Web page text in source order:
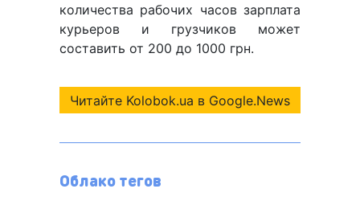
количества рабочих часов зарплата
курьеров и грузчиков может
составить от 200 до 1000 грн.
Читайте Kolobok.ua в Google.News
Облако тегов